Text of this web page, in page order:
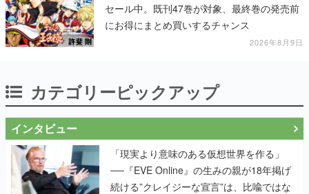
セール中。既刊47巻が対象、最終巻の発売前
にお得にまとめ買いするチャンス
2026年8月9日
カテゴリーピックアップ
インタビュー
「現実より意味のある仮想世界を作る」
──『EVE Online』の生みの親が18年掲げ
続ける”クレイジーな宣言”は、比喩ではな